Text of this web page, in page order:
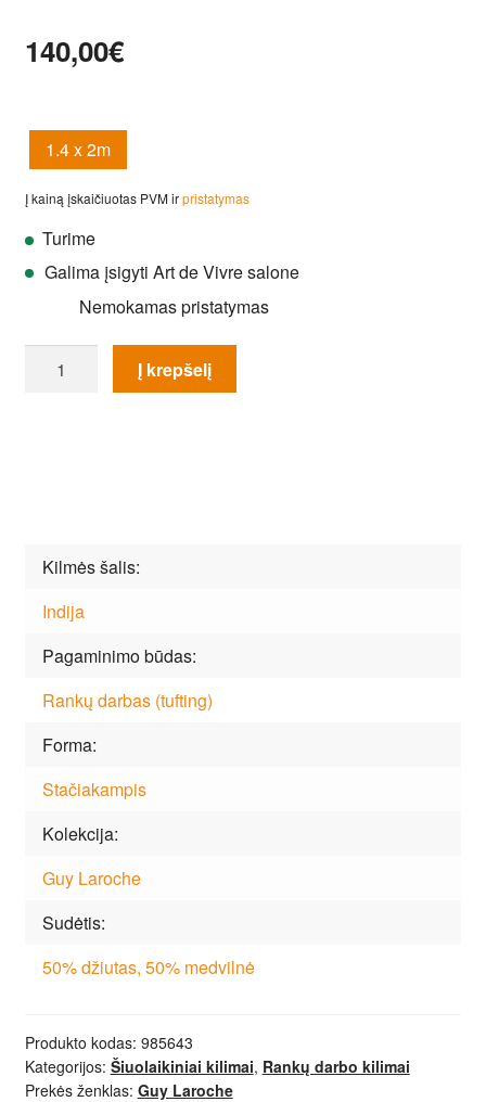
140,00€
1.4 x 2m
Į kainą įskaičiuotas PVM irpristatymas
Turime
Galima įsigyti Art de Vivre salone
Nemokamas pristatymas
kiekis:
Į krepšelį
Kilmės šalis
Indija
Pagaminimo būdas
Rankų darbas (tufting)
Forma
Stačiakampis
Kolekcija
Guy Laroche
Sudėtis
50% džiutas, 50% medvilnė
Produkto kodas: 985643
Kategorijos: Šiuolaikiniai kilimai, Rankų darbo kilimai
Prekės ženklas: Guy Laroche